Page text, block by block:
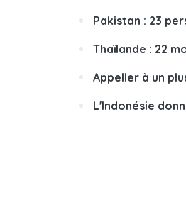
Pakistan : 23
Thaïlande : 22
Appeller à un
L'Indonésie